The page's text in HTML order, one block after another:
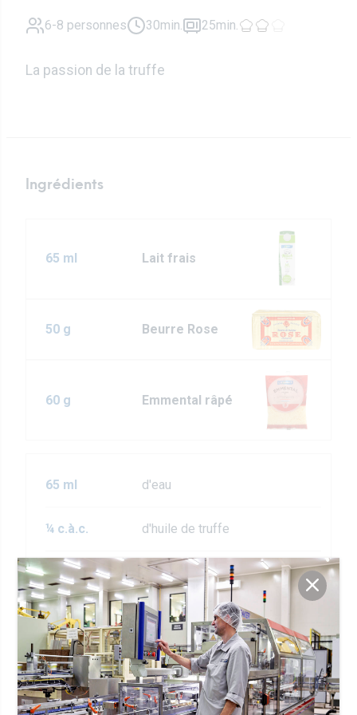
6-8 personnes 30min. 25min.
La passion de la truffe
Ingrédients
65 ml Lait frais
50 g Beurre Rose
60 g Emmental râpé
65 ml d'eau
¼ c.à.c. d'huile de truffe
¼ c.à.c. de sel
70 g de farine
2 oeufs
1 pincée de poivre